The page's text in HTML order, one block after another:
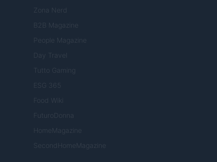
Zona Nerd
B2B Magazine
People Magazine
Day Travel
Tutto Gaming
ESG 365
Food Wiki
FuturoDonna
HomeMagazine
SecondHomeMagazine